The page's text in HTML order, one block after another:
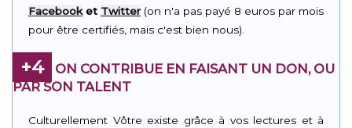
Facebooket Twitter(on n'a pas payé 8 euros par mois
pour être certifiés, mais c'est bien nous).
+4
ON CONTRIBUE EN FAISANT UN DON, OU
PAR SON TALENT
Culturellement Vôtre existe grâce à vos lectures et à